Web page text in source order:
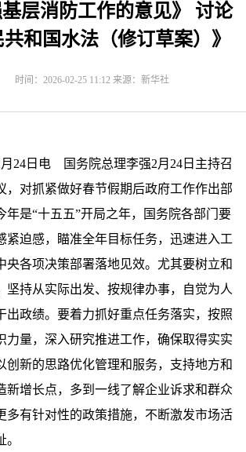
基层消防工作的意见》 讨论
共和国水法（修订草案）》
时间：2026-02-25 11:12 来源：新华社
24日电 国务院总理李强2月24日主持召
，对抓紧做好春节假期后政府工作作出部
年是“十五五”开局之年，国务院各部门要
紧迫感，瞄准全年目标任务，迅速进入工
央各项决策部署落地见效。尤其要树立和
坚持从实际出发、按规律办事，自觉为人
出政绩。要着力抓好重点任务落实，按照
力量，深入研究推进工作，确保取得实实
创新的思路优化管理和服务，支持地方和
新增长点，多到一线了解企业诉求和群众
多有针对性的政策措施，不断激发市场活